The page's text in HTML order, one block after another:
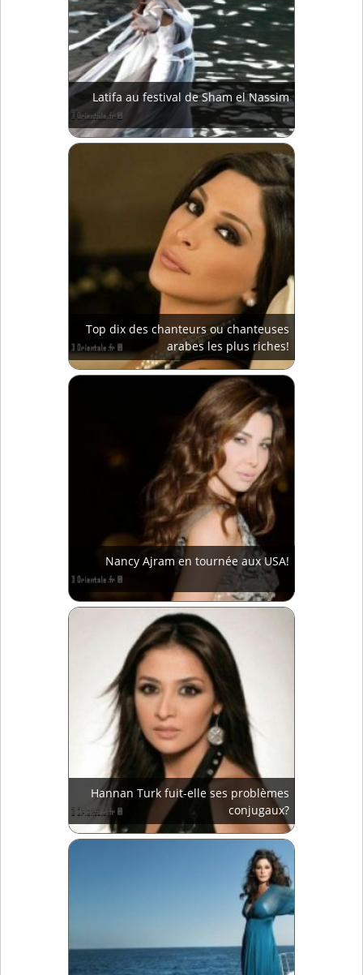
Latifa au festival de Sham el Nassim
Top dix des chanteurs ou chanteuses
arabes les plus riches!
Nancy Ajram en tournée aux USA!
Hannan Turk fuit-elle ses problèmes
conjugaux?